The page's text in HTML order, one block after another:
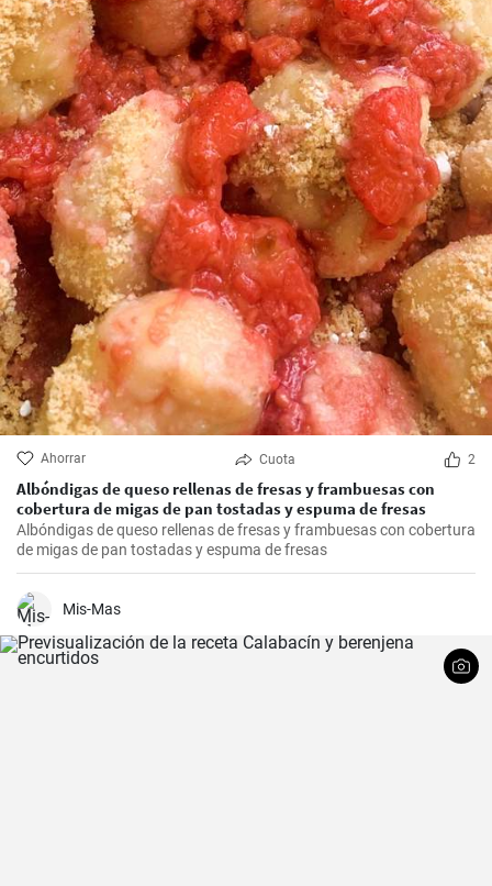
Ahorrar Cuota 2
Albóndigas de queso rellenas de fresas y frambuesas con
cobertura de migas de pan tostadas y espuma de fresas
Albóndigas de queso rellenas de fresas y frambuesas con cobertura
de migas de pan tostadas y espuma de fresas
Mis-Mas